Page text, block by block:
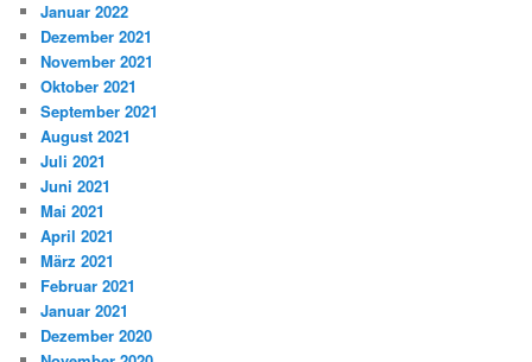
Januar 2022
Dezember 2021
November 2021
Oktober 2021
September 2021
August 2021
Juli 2021
Juni 2021
Mai 2021
April 2021
März 2021
Februar 2021
Januar 2021
Dezember 2020